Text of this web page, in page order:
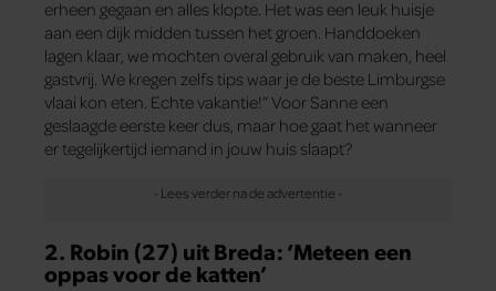
erheen gegaan en alles klopte. Het was een leuk huisje
aan een dijk midden tussen het groen. Handdoeken
lagen klaar, we mochten overal gebruik van maken, heel
gastvrij. We kregen zelfs tips waar je de beste Limburgse
vlaai kon eten. Echte vakantie!” Voor Sanne een
geslaagde eerste keer dus, maar hoe gaat het wanneer
er tegelijkertijd iemand in jouw huis slaapt?
2. Robin (27) uit Breda: ‘Meteen een
oppas voor de katten’